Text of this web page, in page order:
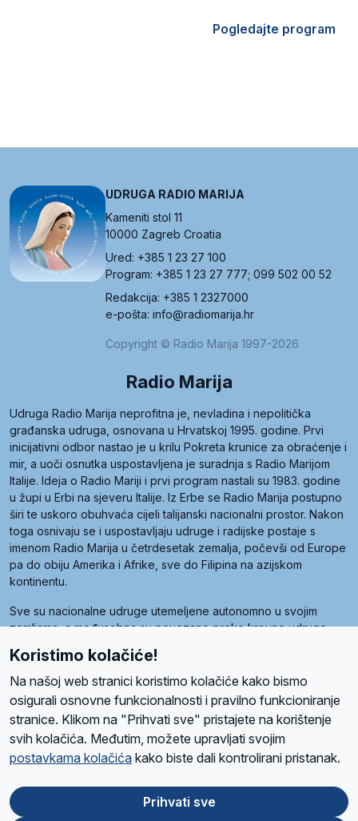
Pogledajte program
UDRUGA RADIO MARIJA
Kameniti stol 11
10000 Zagreb Croatia
Ured: +385 1 23 27 100
Program: +385 1 23 27 777; 099 502 00 52
Redakcija: +385 1 2327000
e-pošta: info@radiomarija.hr
Copyright © Radio Marija 1997-2026
Radio Marija
Udruga Radio Marija neprofitna je, nevladina i nepolitička
građanska udruga, osnovana u Hrvatskoj 1995. godine. Prvi
inicijativni odbor nastao je u krilu Pokreta krunice za obraćenje i
mir, a uoči osnutka uspostavljena je suradnja s Radio Marijom
Italije. Ideja o Radio Mariji i prvi program nastali su 1983. godine
u župi u Erbi na sjeveru Italije. Iz Erbe se Radio Marija postupno
širi te uskoro obuhvaća cijeli talijanski nacionalni prostor. Nakon
toga osnivaju se i uspostavljaju udruge i radijske postaje s
imenom Radio Marija u četrdesetak zemalja, počevši od Europe
pa do obiju Amerika i Afrike, sve do Filipina na azijskom
kontinentu.
Sve su nacionalne udruge utemeljene autonomno u svojim
zemljama, a međusobna su povezane preko krovne udruge
pod nazivom Svjetska obitelj Radio Marije (World Family of
Radio Maria). Svjetsku obitelj utemeljilo je sedam članica, među
kojima je i hrvatska Udruga Radio Marija.
O namaRadio ProgramVolonteriPrijateljiKontaktPravila privatnosti
Ova stranica je zaštićena Google reCAPTCHA sustavom
Koristimo kolačiće!
Na našoj web stranici koristimo kolačiće kako bismo
osigurali osnovne funkcionalnosti i pravilno funkcioniranje
stranice. Klikom na "Prihvati sve" pristajete na korištenje
svih kolačića. Međutim, možete upravljati svojim
postavkama kolačića kako biste dali kontrolirani pristanak.
Prihvati sve